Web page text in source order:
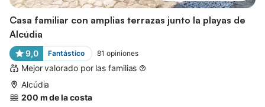
Casa familiar con amplias terrazas junto la playas de
Alcúdia
9,0 Fantástico 81 opiniones
Mejor valorado por las familias
Alcúdia
200 m de la costa